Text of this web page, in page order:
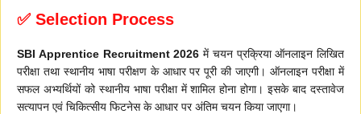
✅ Selection Process
SBI Apprentice Recruitment 2026 में चयन प्रक्रिया ऑनलाइन लिखित
परीक्षा तथा स्थानीय भाषा परीक्षण के आधार पर पूरी की जाएगी। ऑनलाइन परीक्षा में
सफल अभ्यर्थियों को स्थानीय भाषा परीक्षा में शामिल होना होगा। इसके बाद दस्तावेज
सत्यापन एवं चिकित्सीय फिटनेस के आधार पर अंतिम चयन किया जाएगा।